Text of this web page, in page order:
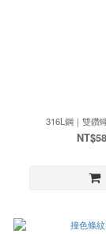
316L鋼｜雙鑽